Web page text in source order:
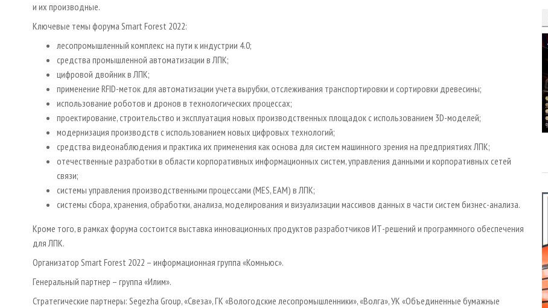
и их производные.
Ключевые темы форума Smart Forest 2022:
лесопромышленный комплекс на пути к индустрии 4.0;
средства промышленной автоматизации в ЛПК;
цифровой двойник в ЛПК;
применение RFID-меток для автоматизации учета вырубки, отслеживания транспортировки и сортировки древесины;
использование роботов и дронов в технологических процессах;
проектирование, строительство и эксплуатация новых производственных площадок с использованием 3D-моделей;
модернизация производств с использованием новых цифровых технологий;
средства видеонаблюдения и практика их применения как основа для систем машинного зрения на предприятиях ЛПК;
отечественные разработки в области корпоративных информационных систем, управления данными и корпоративных сетей
связи;
системы управления производственными процессами (MES, ЕАМ) в ЛПК;
системы сбора, хранения, обработки, анализа, моделирования и визуализации массивов данных в части систем бизнес-анализа.
Кроме того, в рамках форума состоится выставка инновационных продуктов разработчиков ИТ-решений и программного обеспечения
для ЛПК.
Организатор Smart Forest 2022 – информационная группа «Комньюс».
Генеральный партнер – группа «Илим».
Стратегические партнеры: Segezha Group, «Свеза», ГК «Вологодские лесопромышленники», «Волга», УК «Объединенные бумажные